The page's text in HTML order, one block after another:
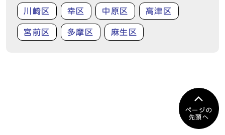
川崎区 幸区 中原区 高津区
宮前区 多摩区 麻生区
ページの
先頭へ